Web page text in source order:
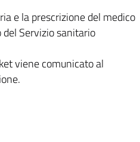
e la prescrizione del medico
Servizio sanitario
viene comunicato al